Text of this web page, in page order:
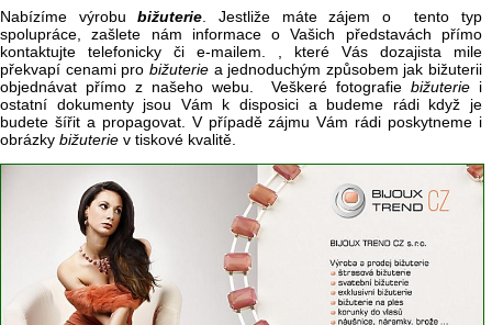
Nabízíme výrobubižuterie . Jestliže máte zájem o tento typ
spolupráce, zašlete nám informace o Vašich představách přímo
kontaktujte telefonicky či e-mailem. , které Vás dozajista mile
překvapí cenami pro bižuteriea jednoduchým způsobem jak bižuterii
objednávat přímo z našeho webu. Veškeré fotografie bižuterie i
ostatní dokumenty jsou Vám k disposici a budeme rádi když je
budete šířit a propagovat. V případě zájmu Vám rádi poskytneme i
obrázky bižuterie v tiskové kvalitě.